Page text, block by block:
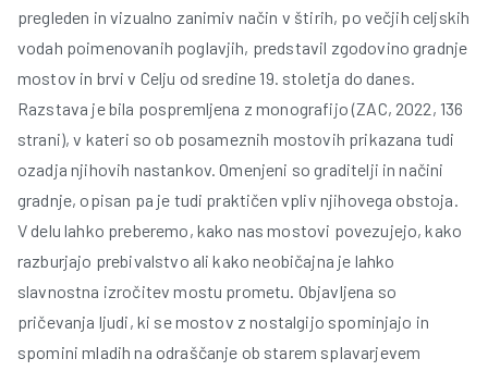
pregleden in vizualno zanimiv način v štirih, po večjih celjskih
vodah poimenovanih poglavjih, predstavil zgodovino gradnje
mostov in brvi v Celju od sredine 19. stoletja do danes.
Razstava je bila pospremljena z monografijo (ZAC, 2022, 136
strani), v kateri so ob posameznih mostovih prikazana tudi
ozadja njihovih nastankov. Omenjeni so graditelji in načini
gradnje, opisan pa je tudi praktičen vpliv njihovega obstoja.
V delu lahko preberemo, kako nas mostovi povezujejo, kako
razburjajo prebivalstvo ali kako neobičajna je lahko
slavnostna izročitev mostu prometu. Objavljena so
pričevanja ljudi, ki se mostov z nostalgijo spominjajo in
spomini mladih na odraščanje ob starem splavarjevem